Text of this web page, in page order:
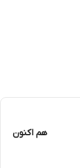
هم اکنون